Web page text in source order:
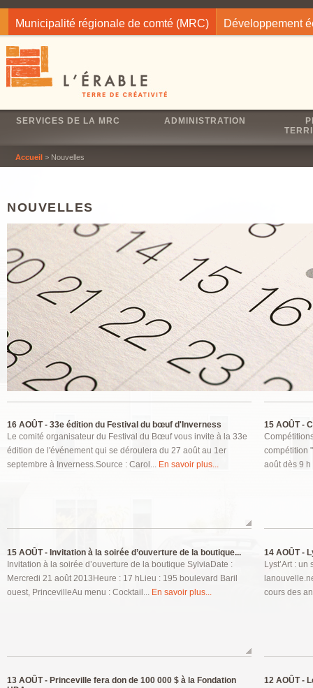
Municipalité régionale de comté (MRC) Développement
SERVICES DE LA MRC ADMINISTRATION
Accueil > Nouvelles
NOUVELLES
16 AOÛT - 33e édition du Festival du bœuf d'Inverness
Le comité organisateur du Festival du Bœuf vous invite à la 33e
édition de l'événement qui se déroulera du 27 août au 1er
septembre à Inverness.Source : Carol... En savoir plus...
15 AOÛT -
compétition
août dès 9
15 AOÛT - Invitation à la soirée d’ouverture de la boutique...
Invitation à la soirée d’ouverture de la boutique SylviaDate :
Mercredi 21 août 2013Heure : 17 hLieu : 195 boulevard Baril
ouest, PrincevilleAu menu : Cocktail... En savoir plus...
14 AOÛT -
Lyst’Art :
cours des
13 AOÛT - Princeville fera don de 100 000 $ à la Fondation
12 AOÛT -
Pages